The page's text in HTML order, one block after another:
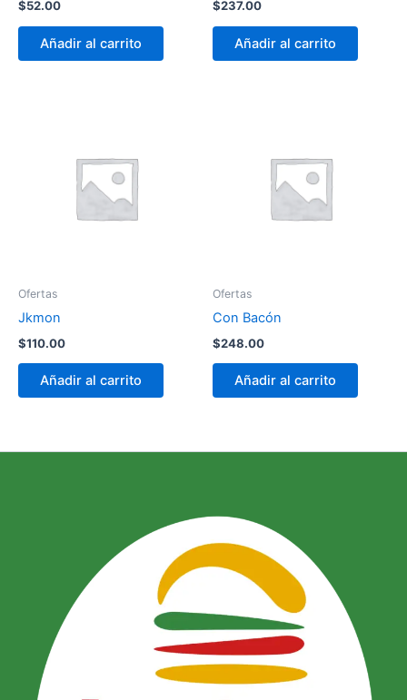
$52.00
Añadir al carrito
$237.00
Añadir al carrito
Ofertas
Jkmon
$110.00
Añadir al carrito
Ofertas
Con Bacón
$248.00
Añadir al carrito